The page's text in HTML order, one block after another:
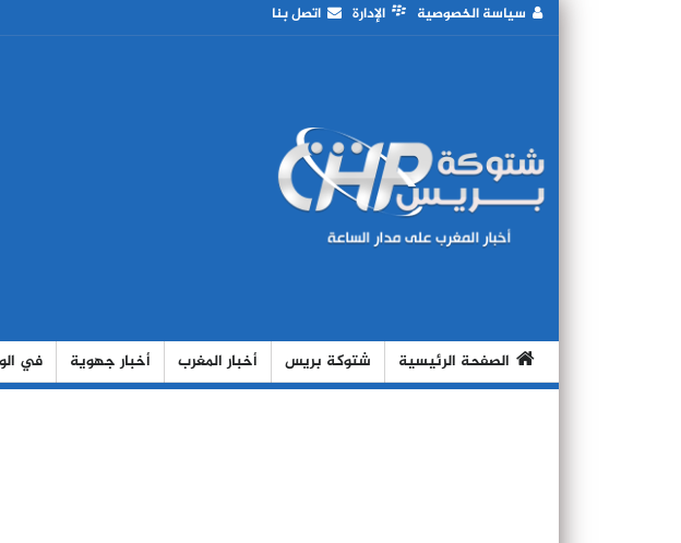
سياسة الخصوصية الإدارة اتصل بنا
الصفحة الرئيسية شتوكة بريس أخبار المغرب أخبار جهوية في